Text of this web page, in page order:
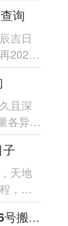
询
吉日
2026
且深
各异的
天地
，不
2026年10月份搬家黄道吉日一览表 2026年10月26号搬家好吗